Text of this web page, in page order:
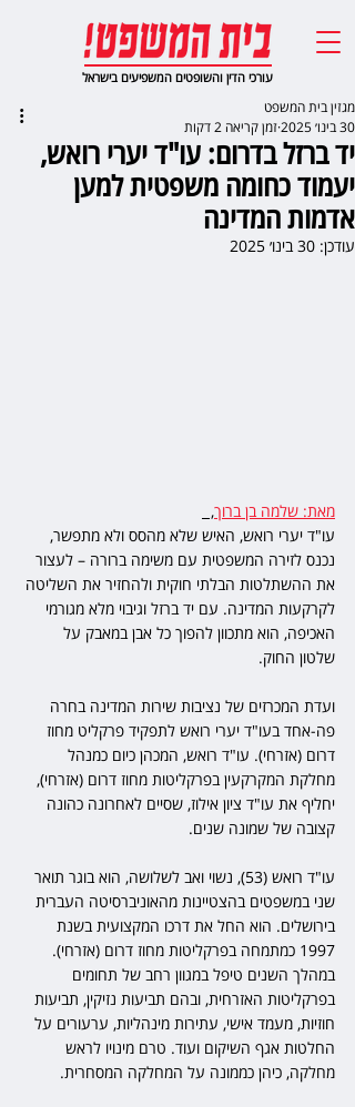
עורכי הדין והשופטים המשפיעים בישראל
יד ברזל בדרום: עו"ד יערי רואש,
יעמוד כחומה משפטית למען
אדמות המדינה
מגזין בית המשפט
30 בינו׳ 2025
זמן קריאה 2 דקות
עודכן: 30 בינו׳ 2025
מאת: שלמה בן ברוך,
עו"ד יערי רואש, האיש שלא מהסס ולא מתפשר,
נכנס לזירה המשפטית עם משימה ברורה – לעצור
את ההשתלטות הבלתי חוקית ולהחזיר את השליטה
לקרקעות המדינה. עם יד ברזל וגיבוי מלא מגורמי
האכיפה, הוא מתכוון להפוך כל אבן במאבק על
שלטון החוק.
ועדת המכרזים של נציבות שירות המדינה בחרה
פה-אחד בעו"ד יערי רואש לתפקיד פרקליט מחוז
דרום (אזרחי). עו"ד רואש, המכהן כיום כמנהל
מחלקת המקרקעין בפרקליטות מחוז דרום (אזרחי),
יחליף את עו"ד ציון אילוז, שסיים לאחרונה כהונה
קצובה של שמונה שנים.
עו"ד רואש (53), נשוי ואב לשלושה, הוא בוגר תואר
שני במשפטים בהצטיינות מהאוניברסיטה העברית
בירושלים. הוא החל את דרכו המקצועית בשנת
1997 כמתמחה בפרקליטות מחוז דרום (אזרחי).
במהלך השנים טיפל במגוון רחב של תחומים
בפרקליטות האזרחית, ובהם תביעות נזיקין, תביעות
חוזיות, מעמד אישי, עתירות מינהליות, ערעורים על
החלטות אגף השיקום ועוד. טרם מינויו לראש
מחלקה, כיהן כממונה על המחלקה המסחרית.